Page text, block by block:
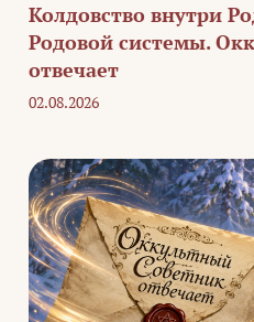
Колдовство внутри
Родовой системы.
отвечает
02.08.2026